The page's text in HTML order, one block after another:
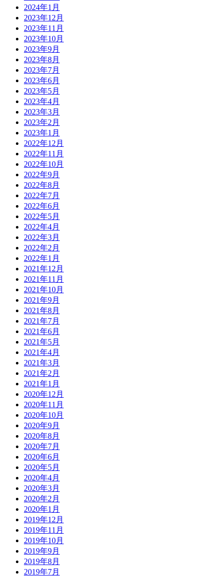
2024年1月
2023年12月
2023年11月
2023年10月
2023年9月
2023年8月
2023年7月
2023年6月
2023年5月
2023年4月
2023年3月
2023年2月
2023年1月
2022年12月
2022年11月
2022年10月
2022年9月
2022年8月
2022年7月
2022年6月
2022年5月
2022年4月
2022年3月
2022年2月
2022年1月
2021年12月
2021年11月
2021年10月
2021年9月
2021年8月
2021年7月
2021年6月
2021年5月
2021年4月
2021年3月
2021年2月
2021年1月
2020年12月
2020年11月
2020年10月
2020年9月
2020年8月
2020年7月
2020年6月
2020年5月
2020年4月
2020年3月
2020年2月
2020年1月
2019年12月
2019年11月
2019年10月
2019年9月
2019年8月
2019年7月